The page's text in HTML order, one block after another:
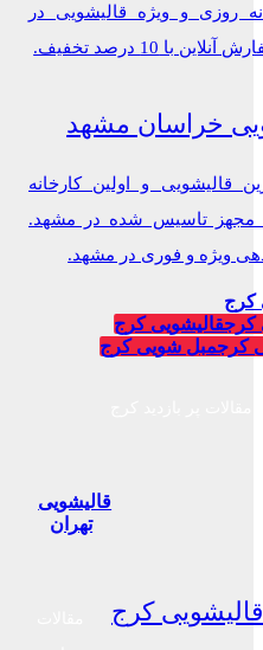
روزی و ویژه قالیشویی در
با 10 درصد تخفیف.
خراسان مشهد
قالیشویی و اولین کارخانه
مجهز تاسیس شده در مشهد.
ویژه و فوری در مشهد.
کرج
کرجقالیشویی کرج
کرجمبل شویی کرج
کرج
قالیشویی
تهران